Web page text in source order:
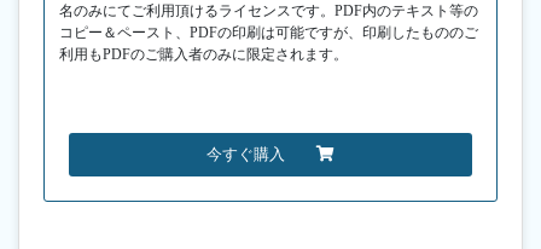
名のみにてご利用頂けるライセンスです。PDF内のテキスト等の
コピー＆ペースト、PDFの印刷は可能ですが、印刷したもののご
利用もPDFのご購入者のみに限定されます。
今すぐ購入